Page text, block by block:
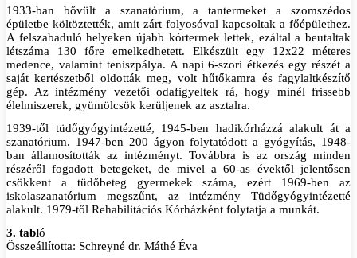
1933-ban bővült a szanatórium, a tantermeket a szomszédos
épületbe költöztették, amit zárt folyosóval kapcsoltak a főépülethez.
A felszabaduló helyeken újabb kórtermek lettek, ezáltal a beutaltak
létszáma 130 főre emelkedhetett. Elkészült egy 12x22 méteres
medence, valamint teniszpálya. A napi 6-szori étkezés egy részét a
saját kertészetből oldották meg, volt hűtőkamra és fagylaltkészítő
gép. Az intézmény vezetői odafigyeltek rá, hogy minél frissebb
élelmiszerek, gyümölcsök kerüljenek az asztalra.
1939-től tüdőgyógyintézetté, 1945-ben hadikórházzá alakult át a
szanatórium. 1947-ben 200 ágyon folytatódott a gyógyítás, 1948-
ban államosították az intézményt. Továbbra is az ország minden
részéről fogadott betegeket, de mivel a 60-as évektől jelentősen
csökkent a tüdőbeteg gyermekek száma, ezért 1969-ben az
iskolaszanatórium megszűnt, az intézmény Tüdőgyógyintézetté
alakult. 1979-től Rehabilitációs Kórházként folytatja a munkát.
3. tabló
Összeállította: Schreyné dr. Máthé Éva